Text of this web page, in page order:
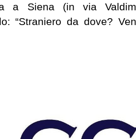
a Siena (in via
“Straniero da dove?